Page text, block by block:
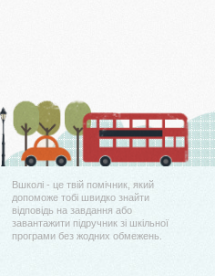
Вшколі - це твій помічник, який
допоможе тобі швидко знайти
відповідь на завдання або
завантажити підручник зі шкільної
програми без жодних обмежень.